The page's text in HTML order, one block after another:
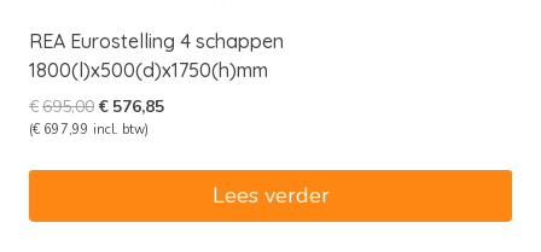
REA Eurostelling 4 schappen
1800(l)x500(d)x1750(h)mm
€695,00Oorspronkelijke
prijs
€ 576,85Huidige
€576,85.
(€ 697,99 incl. btw)
Lees verder